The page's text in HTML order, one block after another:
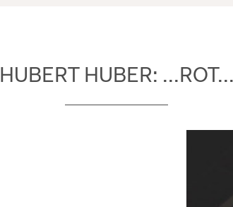
HUBERT HUBER: ...ROT...